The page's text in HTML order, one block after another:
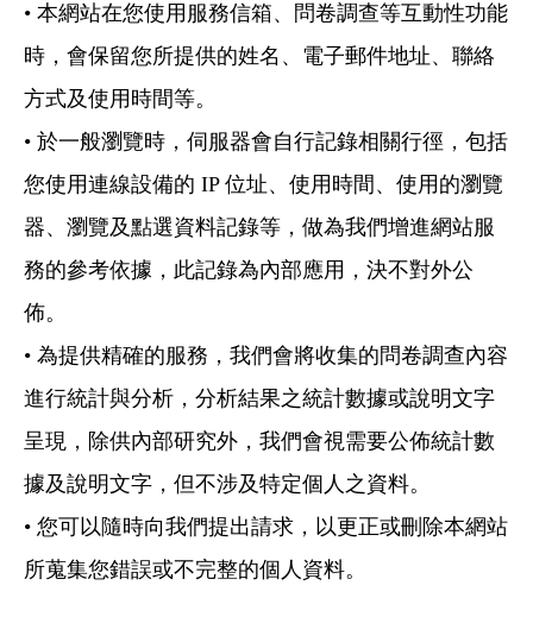
• 本網站在您使用服務信箱、問卷調查等互動性功能
時，會保留您所提供的姓名、電子郵件地址、聯絡
方式及使用時間等。
• 於一般瀏覽時，伺服器會自行記錄相關行徑，包括
您使用連線設備的 IP 位址、使用時間、使用的瀏覽
器、瀏覽及點選資料記錄等，做為我們增進網站服
務的參考依據，此記錄為內部應用，決不對外公
佈。
• 為提供精確的服務，我們會將收集的問卷調查內容
進行統計與分析，分析結果之統計數據或說明文字
呈現，除供內部研究外，我們會視需要公佈統計數
據及說明文字，但不涉及特定個人之資料。
• 您可以隨時向我們提出請求，以更正或刪除本網站
所蒐集您錯誤或不完整的個人資料。